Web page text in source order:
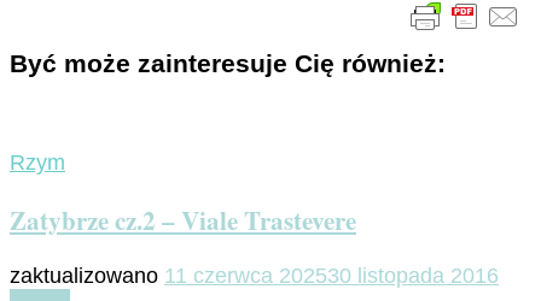
Być może zainteresuje Cię również:
Rzym
Zatybrze cz.2 – Viale Trastevere
zaktualizowano 11 czerwca 202530 listopada 2016